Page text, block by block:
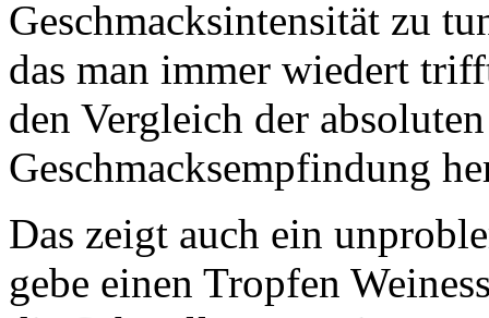
Geschmacksintensität zu
das man immer wiedert
den Vergleich der
Geschmacksempfindung
Das zeigt auch ein
gebe einen Tropfen